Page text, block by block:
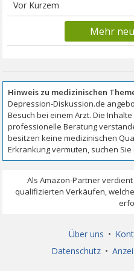
Vor Kurzem
Mehr
Über uns •
Datenschutz •